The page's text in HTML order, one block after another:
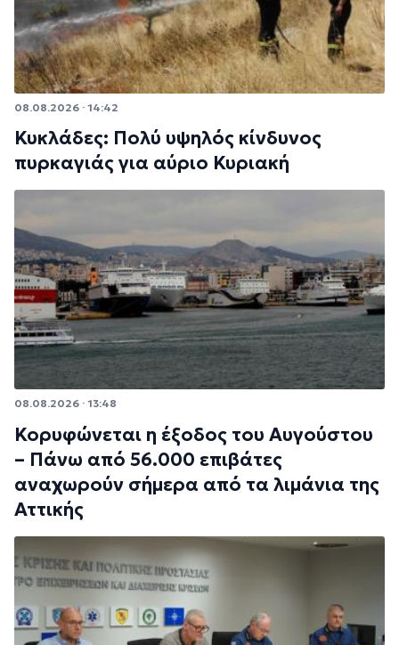
08.08.2026 · 14:42
Κυκλάδες: Πολύ υψηλός κίνδυνος
πυρκαγιάς για αύριο Κυριακή
08.08.2026 · 13:48
Κορυφώνεται η έξοδος του Αυγούστου
– Πάνω από 56.000 επιβάτες
αναχωρούν σήμερα από τα λιμάνια της
Αττικής